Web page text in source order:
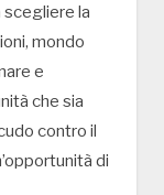
scegliere la
mondo
e
che sia
contro il
di